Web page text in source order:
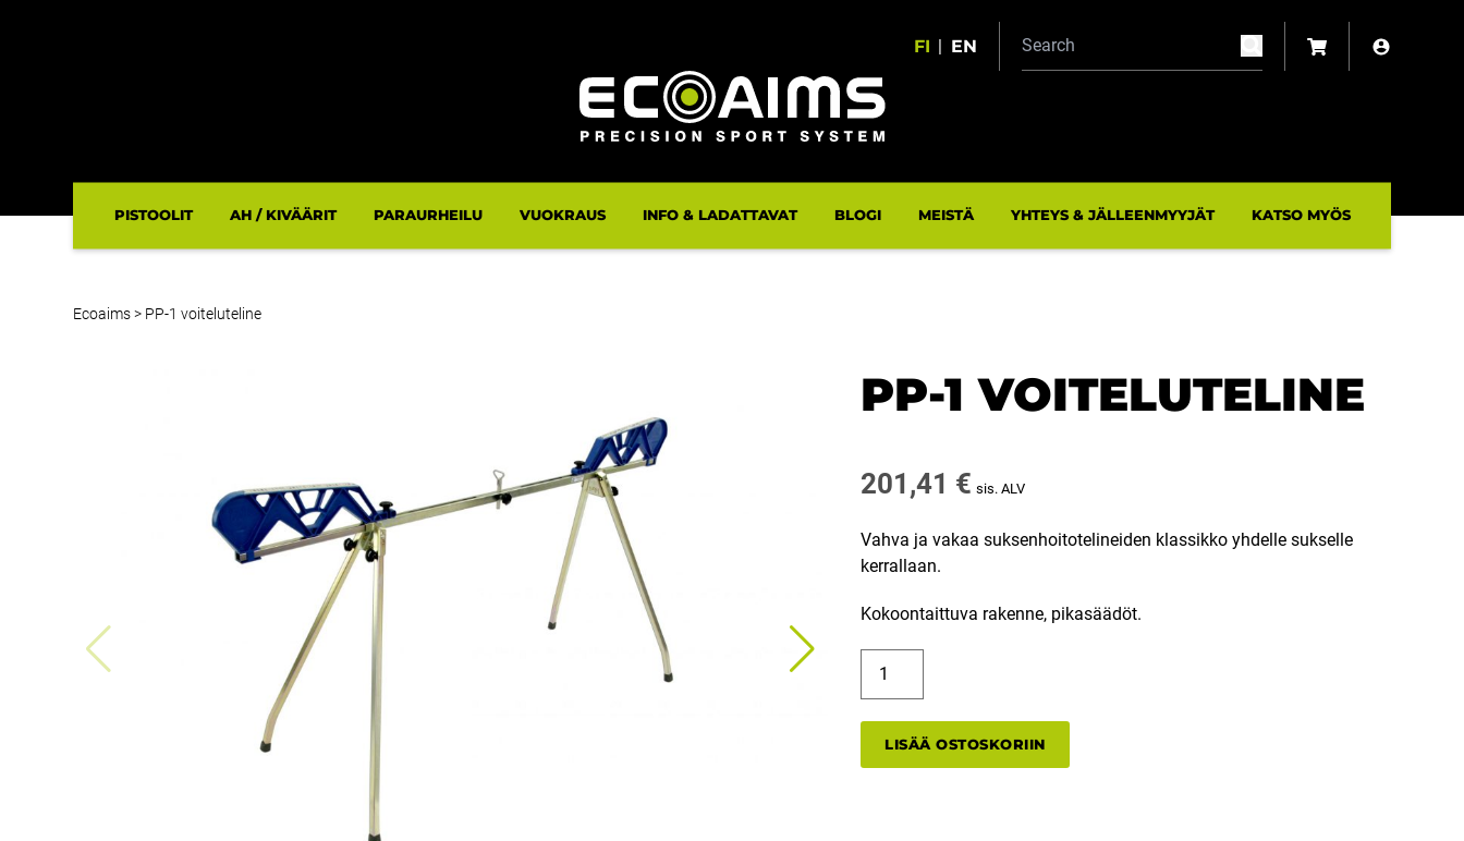
FI | EN
PISTOOLIT AH / KIVÄÄRIT PARAURHEILU VUOKRAUS INFO & LADATTAVAT BLOGI MEISTÄ YHTEYS & JÄLLEENMYYJÄT KATSO MYÖS
Ecoaims> PP-1 voiteluteline
PP-1 VOITELUTELINE
201,41 € sis. ALV
Vahva ja vakaa suksenhoitotelineiden klassikko yhdelle sukselle
kerrallaan.
Kokoontaittuva rakenne, pikasäädöt.
määrä
LISÄÄ OSTOSKORIIN